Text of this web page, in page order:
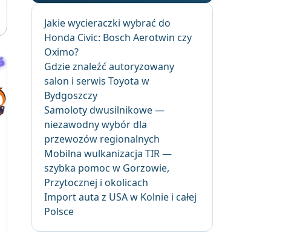
Jakie wycieraczki wybrać do
Honda Civic: Bosch Aerotwin czy
Oximo?
Gdzie znaleźć autoryzowany
salon i serwis Toyota w
Bydgoszczy
Samoloty dwusilnikowe —
niezawodny wybór dla
przewozów regionalnych
Mobilna wulkanizacja TIR —
szybka pomoc w Gorzowie,
Przytocznej i okolicach
Import auta z USA w Kolnie i całej
Polsce